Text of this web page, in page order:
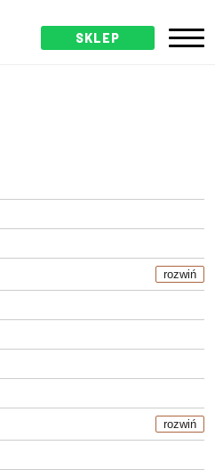
SKLEP
rozwiń
rozwiń